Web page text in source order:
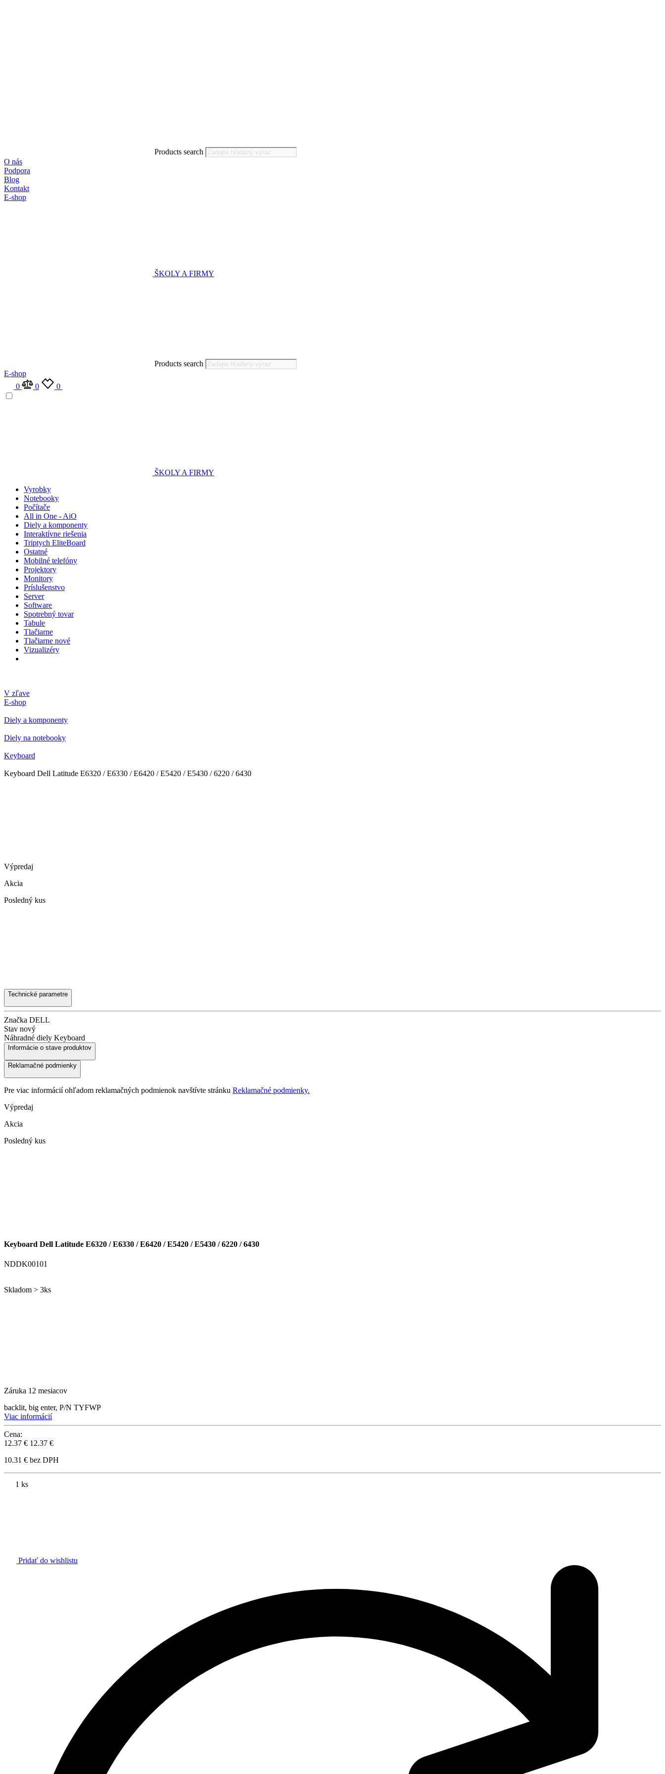
Products search
O nás
Podpora
Blog
Kontakt
E-shop
ŠKOLY A FIRMY
Products search
E-shop
0
0 0
ŠKOLY A FIRMY
Vyrobky
Notebooky
Počítače
All in One - AiO
Diely a komponenty
Interaktívne riešenia
Triptych EliteBoard
Ostatné
Mobilné telefóny
Projektory
Monitory
Príslušenstvo
Server
Software
Spotrebný tovar
Tabule
Tlačiarne
Tlačiarne nové
Vizualizéry
V zľave
E-shop
Diely a komponenty
Diely na notebooky
Keyboard
Keyboard Dell Latitude E6320 / E6330 / E6420 / E5420 / E5430 / 6220 / 6430
Výpredaj
Akcia
Posledný kus
Technické parametre
Značka DELL
Stav nový
Náhradné diely Keyboard
Informácie o stave produktov
Reklamačné podmienky
Pre viac informácií ohľadom reklamačných podmienok navštívte stránku Reklamačné podmienky.
Výpredaj
Akcia
Posledný kus
Keyboard Dell Latitude E6320 / E6330 / E6420 / E5420 / E5430 / 6220 / 6430
NDDK00101
Skladom > 3ks
Záruka 12 mesiacov
backlit, big enter, P/N TYFWP
Viac informácií
Cena:
12.37 € 12.37 €
10.31 € bez DPH
1 ks
Pridať do wishlistu